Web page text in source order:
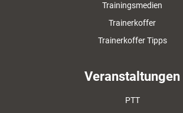
Trainingsmedien
Trainerkoffer
Trainerkoffer Tipps
Veranstaltungen
PTT